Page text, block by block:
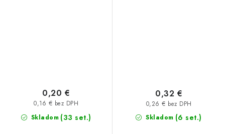
Skladom (33 set.)
0,16 € bez DPH
0,20 €
Skladom (6 set.)
0,26 € bez DPH
0,32 €